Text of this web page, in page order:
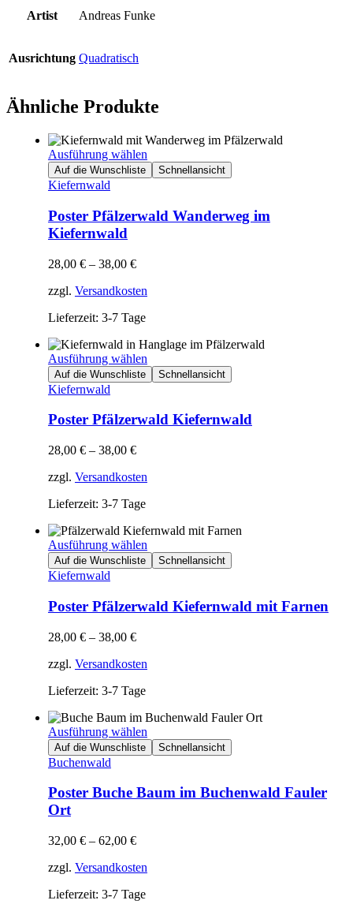
Artist Andreas Funke
Ausrichtung Quadratisch
Ähnliche Produkte
Ausführung wählen
Auf die Wunschliste Schnellansicht
Kiefernwald
Poster Pfälzerwald Wanderweg im
Kiefernwald
28,00 €– 38,00 €
zzgl. Versandkosten
Lieferzeit: 3-7 Tage
Ausführung wählen
Auf die Wunschliste Schnellansicht
Kiefernwald
Poster Pfälzerwald Kiefernwald
28,00 €– 38,00 €
zzgl. Versandkosten
Lieferzeit: 3-7 Tage
Ausführung wählen
Auf die Wunschliste Schnellansicht
Kiefernwald
Poster Pfälzerwald Kiefernwald mit Farnen
28,00 €– 38,00 €
zzgl. Versandkosten
Lieferzeit: 3-7 Tage
Ausführung wählen
Auf die Wunschliste Schnellansicht
Buchenwald
Poster Buche Baum im Buchenwald Fauler
Ort
32,00 €– 62,00 €
zzgl. Versandkosten
Lieferzeit: 3-7 Tage